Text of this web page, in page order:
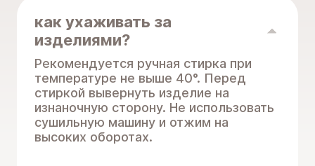
как ухаживать за
изделиями?
Рекомендуется ручная стирка при
температуре не выше 40°. Перед
стиркой вывернуть изделие на
изнаночную сторону. Не использовать
сушильную машину и отжим на
высоких оборотах.